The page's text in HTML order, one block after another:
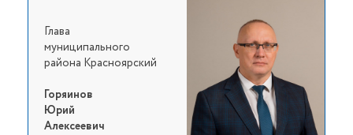
Глава
муниципального
района Красноярский
Горяинов
Юрий
Алексеевич